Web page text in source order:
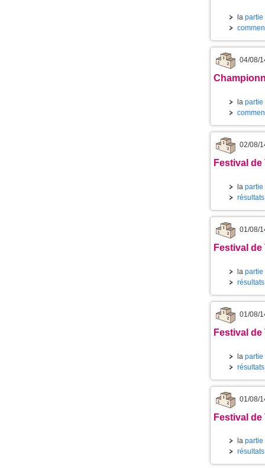
la partie
04/08/
la partie
02/08/
Festival de
la partie
01/08/
Festival de
la partie
01/08/
Festival
la partie
01/08/
Festival de
la partie